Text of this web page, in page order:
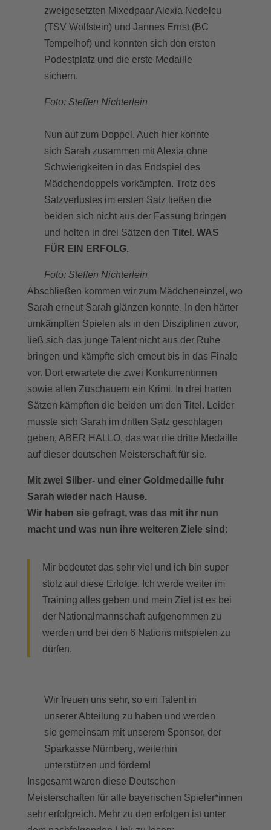
zweigesetzten Mixedpaar Alexia Nedelcu
(TSV Wolfstein) und Jannes Ernst (BC
Tempelhof) und konnten sich den ersten
Podestplatz und die erste Medaille
sichern.
Foto: Steffen Nichterlein
Nun auf zum Doppel. Auch hier konnte
sich Sarah zusammen mit Alexia ohne
Schwierigkeiten in das Endspiel des
Mädchendoppels vorkämpfen. Trotz des
Satzverlustes im ersten Satz ließen die
beiden sich nicht aus der Fassung bringen
und holten in drei Sätzen denTitel .WAS
FÜR EIN ERFOLG.
Foto: Steffen Nichterlein
Abschließen kommen wir zum Mädcheneinzel, wo
Sarah erneut Sarah glänzen konnte. In den härter
umkämpften Spielen als in den Disziplinen zuvor,
ließ sich das junge Talent nicht aus der Ruhe
bringen und kämpfte sich erneut bis in das Finale
vor. Dort erwartete die zwei Konkurrentinnen
sowie allen Zuschauern ein Krimi. In drei harten
Sätzen kämpften die beiden um den Titel. Leider
musste sich Sarah im dritten Satz geschlagen
geben, ABER HALLO, das war die dritte Medaille
auf dieser deutschen Meisterschaft für sie.
Mit zwei Silber- und einer Goldmedaille fuhr
Sarah wieder nach Hause.
Wir haben sie gefragt, was das mit ihr nun
macht und was nun ihre weiteren Ziele sind:
Mir bedeutet das sehr viel und ich bin super
stolz auf diese Erfolge. Ich werde weiter im
Training alles geben und mein Ziel ist es bei
der Nationalmannschaft aufgenommen zu
werden und bei den 6 Nations mitspielen zu
dürfen.
Wir freuen uns sehr, so ein Talent in
unserer Abteilung zu haben und werden
sie gemeinsam mit unserem Sponsor, der
Sparkasse Nürnberg, weiterhin
unterstützen und fördern!
Insgesamt waren diese Deutschen
Meisterschaften für alle bayerischen Spieler*innen
sehr erfolgreich. Mehr zu den erfolgen ist unter